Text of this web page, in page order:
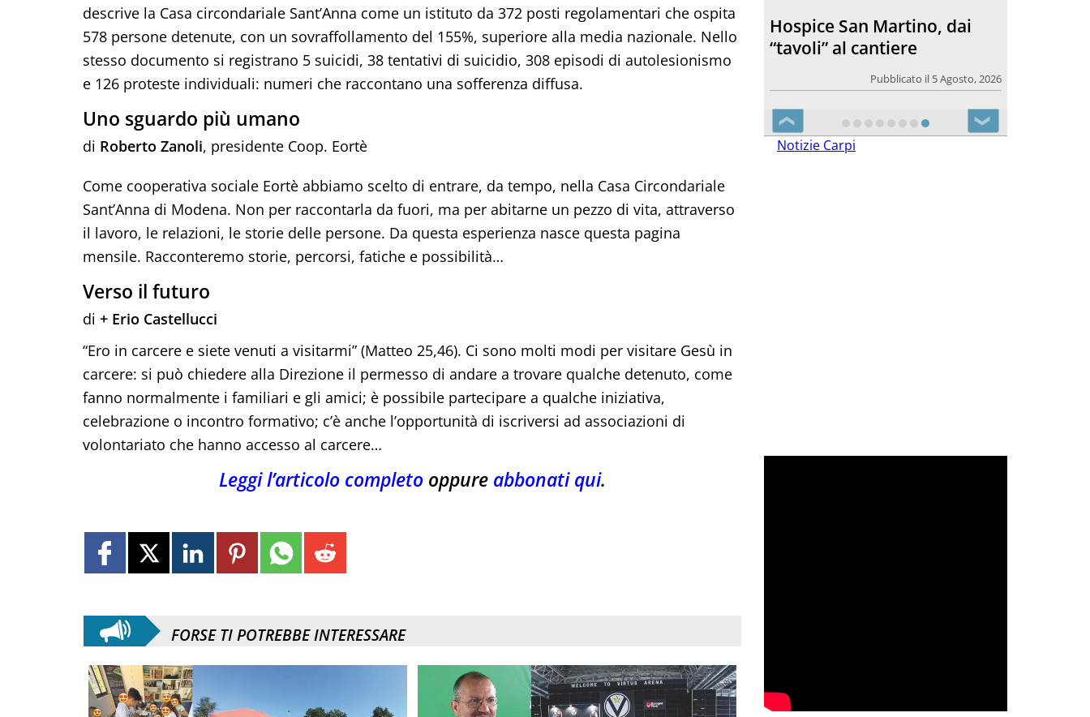
descrive la Casa circondariale Sant’Anna come un istituto da 372 posti regolamentari che ospita
578 persone detenute, con un sovraffollamento del 155%, superiore alla media nazionale. Nello
stesso documento si registrano 5 suicidi, 38 tentativi di suicidio, 308 episodi di autolesionismo
e 126 proteste individuali: numeri che raccontano una sofferenza diffusa.
Uno sguardo più umano
di Roberto Zanoli, presidente Coop. Eortè
Come cooperativa sociale Eortè abbiamo scelto di entrare, da tempo, nella Casa Circondariale
Sant’Anna di Modena. Non per raccontarla da fuori, ma per abitarne un pezzo di vita, attraverso
il lavoro, le relazioni, le storie delle persone. Da questa esperienza nasce questa pagina
mensile. Racconteremo storie, percorsi, fatiche e possibilità…
Verso il futuro
di + Erio Castellucci
“Ero in carcere e siete venuti a visitarmi” (Matteo 25,46). Ci sono molti modi per visitare Gesù in
carcere: si può chiedere alla Direzione il permesso di andare a trovare qualche detenuto, come
fanno normalmente i familiari e gli amici; è possibile partecipare a qualche iniziativa,
celebrazione o incontro formativo; c’è anche l’opportunità di iscriversi ad associazioni di
volontariato che hanno accesso al carcere…
Leggi l’articolo completo oppure abbonati qui.
FORSE TI POTREBBE INTERESSARE
Hospice San Martino, dai
“tavoli” al cantiere
Pubblicato il 5 Agosto, 2026
❮ ❯
Notizie Carpi